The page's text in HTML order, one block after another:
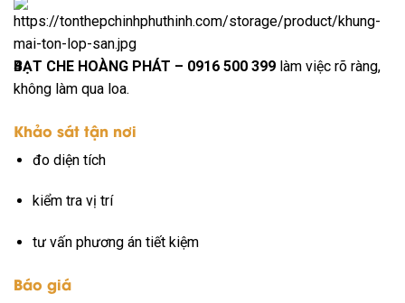
4
BẠT CHE HOÀNG PHÁT – 0916 500 399 làm việc rõ ràng,
không làm qua loa.
Khảo sát tận nơi
đo diện tích
kiểm tra vị trí
tư vấn phương án tiết kiệm
Báo giá